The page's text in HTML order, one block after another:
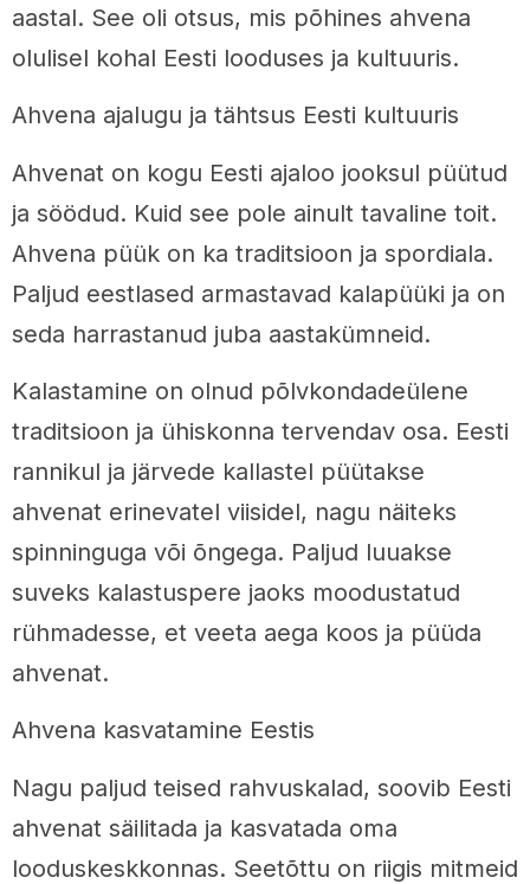
aastal. See oli otsus, mis põhines ahvena
olulisel kohal Eesti looduses ja kultuuris.
Ahvena ajalugu ja tähtsus Eesti kultuuris
Ahvenat on kogu Eesti ajaloo jooksul püütud
ja söödud. Kuid see pole ainult tavaline toit.
Ahvena püük on ka traditsioon ja spordiala.
Paljud eestlased armastavad kalapüüki ja on
seda harrastanud juba aastakümneid.
Kalastamine on olnud põlvkondadeülene
traditsioon ja ühiskonna tervendav osa. Eesti
rannikul ja järvede kallastel püütakse
ahvenat erinevatel viisidel, nagu näiteks
spinninguga või õngega. Paljud luuakse
suveks kalastuspere jaoks moodustatud
rühmadesse, et veeta aega koos ja püüda
ahvenat.
Ahvena kasvatamine Eestis
Nagu paljud teised rahvuskalad, soovib Eesti
ahvenat säilitada ja kasvatada oma
looduskeskkonnas. Seetõttu on riigis mitmeid